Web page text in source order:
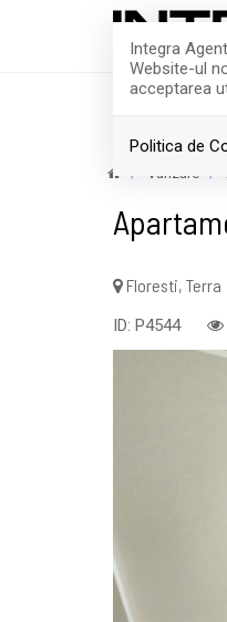
Integra
Website-ul
acceptarea
Politica de
Vanzare
Floresti, Terra
ID: P4544